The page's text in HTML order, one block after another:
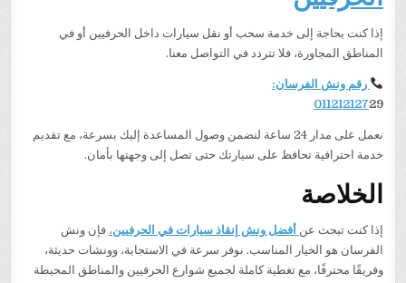
إذا كنت بحاجة إلى خدمة سحب أو نقل سيارات داخل الحرفيين أو في
المناطق المجاورة، فلا تتردد في التواصل معنا.
رقم ونش الفرسان:
01121212729
نعمل على مدار 24 ساعة لنضمن وصول المساعدة إليك بسرعة، مع تقديم
خدمة احترافية تحافظ على سيارتك حتى تصل إلى وجهتها بأمان.
الخلاصة
إذا كنت تبحث عن أفضل ونش إنقاذ سيارات في الحرفيين، فإن ونش
الفرسان هو الخيار المناسب. نوفر سرعة في الاستجابة، وونشات حديثة،
وفريقًا محترفًا، مع تغطية كاملة لجميع شوارع الحرفيين والمناطق المحيطة